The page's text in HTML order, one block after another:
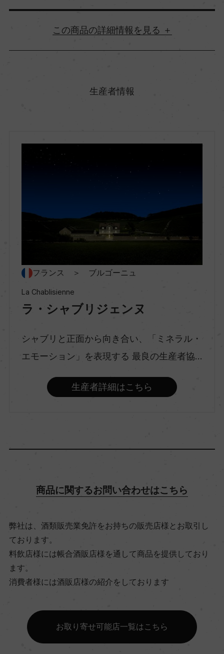
詳細情報
種類
スティルワイン
辛口
シャルドネ 100%
ビオ情報・認証機関
リュット・レゾネ
有機JAS認証
コンクール入賞歴
生産者情報
フランス ＞ ブルゴーニュ
La Chablisienne
ラ・シャブリジェンヌ
シャブリと正面から向き合い、「ミネラル・
エモーション」を表現する 最良の生産者協...
生産者詳細はこちら
商品に関するお問い合わせはこちら
弊社は、酒類販売業免許をお持ちの販売店様とお取引し
ております。
料飲店様には帳合酒販店様を通して商品を提供しており
ます。
消費者様には酒販店様の紹介をしております
お取り寄せ可能店一覧はこちら